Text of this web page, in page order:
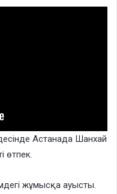
Астанада Шанхай
өтпек.
жұмысқа ауысты.